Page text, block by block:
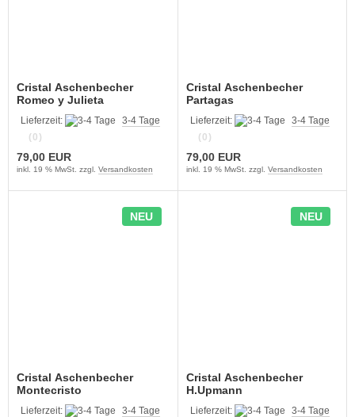
Cristal Aschenbecher
Romeo y Julieta
Lieferzeit:
3-4 Tage
(0)
79,00 EUR
inkl. 19 % MwSt. zzgl. Versandkosten
Cristal Aschenbecher
Partagas
Lieferzeit:
3-4 Tage
(0)
79,00 EUR
inkl. 19 % MwSt. zzgl. Versandkosten
NEU
Cristal Aschenbecher
Montecristo
Lieferzeit:
3-4 Tage
NEU
Cristal Aschenbecher
H.Upmann
Lieferzeit:
3-4 Tage